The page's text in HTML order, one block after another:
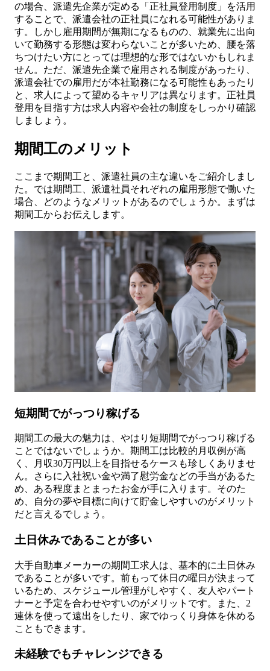
の場合、派遣先企業が定める「正社員登用制度」を活用
することで、派遣会社の正社員になれる可能性がありま
す。しかし雇用期間が無期になるものの、就業先に出向
いて勤務する形態は変わらないことが多いため、腰を落
ちつけたい方にとっては理想的な形ではないかもしれま
せん。ただ、派遣先企業で雇用される制度があったり、
派遣会社での雇用だが本社勤務になる可能性もあったり
と、求人によって望めるキャリアは異なります。正社員
登用を目指す方は求人内容や会社の制度をしっかり確認
しましょう。
期間工のメリット
ここまで期間工と、派遣社員の主な違いをご紹介しまし
た。では期間工、派遣社員それぞれの雇用形態で働いた
場合、どのようなメリットがあるのでしょうか。まずは
期間工からお伝えします。
短期間でがっつり稼げる
期間工の最大の魅力は、やはり短期間でがっつり稼げる
ことではないでしょうか。期間工は比較的月収例が高
く、月収30万円以上を目指せるケースも珍しくありませ
ん。さらに入社祝い金や満了慰労金などの手当があるた
め、ある程度まとまったお金が手に入ります。そのた
め、自分の夢や目標に向けて貯金しやすいのがメリット
だと言えるでしょう。
土日休みであることが多い
大手自動車メーカーの期間工求人は、基本的に土日休み
であることが多いです。前もって休日の曜日が決まって
いるため、スケジュール管理がしやすく、友人やパート
ナーと予定を合わせやすいのがメリットです。また、2
連休を使って遠出をしたり、家でゆっくり身体を休める
こともできます。
未経験でもチャレンジできる